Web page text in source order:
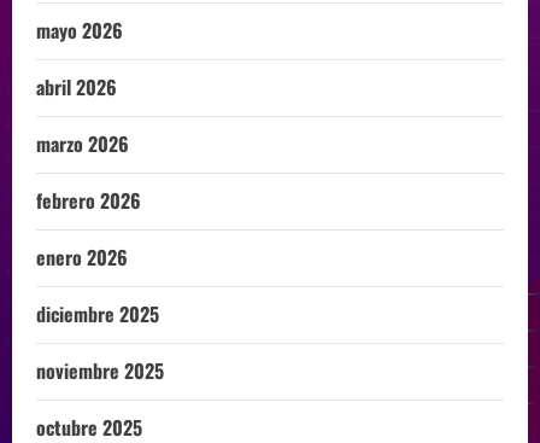
mayo 2026
abril 2026
marzo 2026
febrero 2026
enero 2026
diciembre 2025
noviembre 2025
octubre 2025